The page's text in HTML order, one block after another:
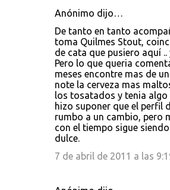
Anónimo dijo…
De tanto en tanto
toma Quilmes Stout,
de cata que pusiero aquí
Pero lo que queria
meses encontre mas de
note la cerveza mas
los tosatados y tenia algo
hizo suponer que el perfil
rumbo a un cambio, pero
con el tiempo sigue
dulce.
7 de abril de 2011 a las